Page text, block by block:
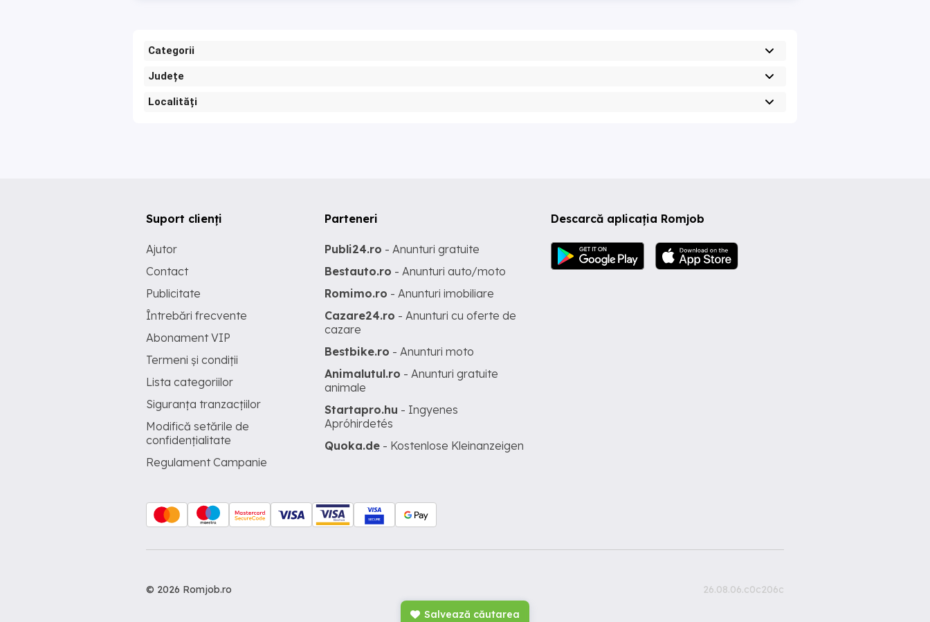
Categorii
Județe
Localități
Salvează căutarea
Descarcă aplicația Romjob
Suport clienți
Ajutor
Contact
Publicitate
Întrebări frecvente
Abonament VIP
Termeni și condiții
Lista categoriilor
Siguranța tranzacțiilor
Modifică setările de
confidențialitate
Regulament Campanie
Parteneri
Publi24.ro - Anunturi gratuite
Bestauto.ro - Anunturi auto/moto
Romimo.ro - Anunturi imobiliare
Cazare24.ro - Anunturi cu oferte de
cazare
Bestbike.ro - Anunturi moto
Animalutul.ro - Anunturi gratuite
animale
Startapro.hu - Ingyenes
Apróhirdetés
Quoka.de - Kostenlose Kleinanzeigen
© 2026 Romjob.ro 26.08.06.c0c206c